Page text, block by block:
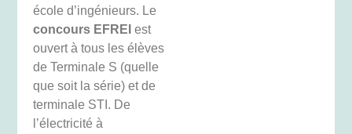
école d’ingénieurs. Le
concours EFREI est
ouvert à tous les élèves
de Terminale S (quelle
que soit la série) et de
terminale STI. De
l’électricité à